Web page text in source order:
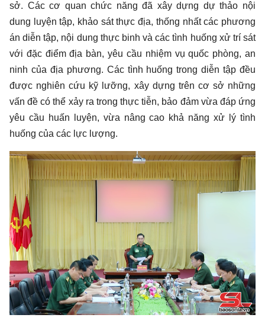
sở. Các cơ quan chức năng đã xây dựng dự thảo nội
dung luyện tập, khảo sát thực địa, thống nhất các phương
án diễn tập, nội dung thực binh và các tình huống xử trí sát
với đặc điểm địa bàn, yêu cầu nhiệm vụ quốc phòng, an
ninh của địa phương. Các tình huống trong diễn tập đều
được nghiên cứu kỹ lưỡng, xây dựng trên cơ sở những
vấn đề có thể xảy ra trong thực tiễn, bảo đảm vừa đáp ứng
yêu cầu huấn luyện, vừa nâng cao khả năng xử lý tình
huống của các lực lượng.